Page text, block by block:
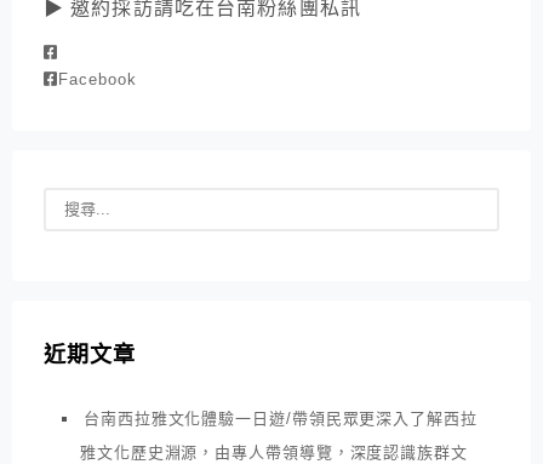
▶ 邀約採訪請吃在台南粉絲團私訊
Facebook
近期文章
台南西拉雅文化體驗一日遊/帶領民眾更深入了解西拉
雅文化歷史淵源，由專人帶領導覽，深度認識族群文